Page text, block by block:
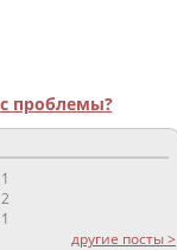
проблемы?
1
2
1
другие посты >